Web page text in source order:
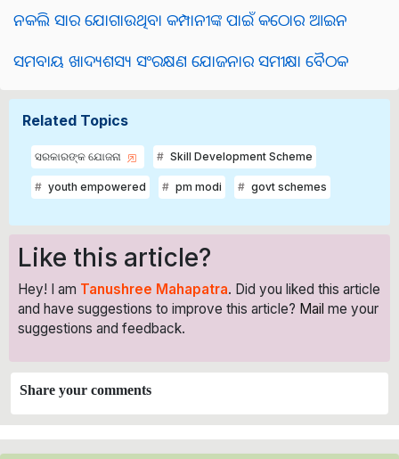
ନକଲି ସାର ଯୋଗାଉଥିବା କମ୍ପାନୀଙ୍କ ପାଇଁ କଠୋର ଆଇନ
ସମବାୟ ଖାଦ୍ୟଶସ୍ୟ ସଂରକ୍ଷଣ ଯୋଜନାର ସମୀକ୍ଷା ବୈଠକ
Related Topics
ସରକାରଙ୍କ ଯୋଜନା Skill Development Scheme
youth empowered pm modi govt schemes
Like this article?
Hey! I am Tanushree Mahapatra. Did you liked this article
and have suggestions to improve this article? Mail me your
suggestions and feedback.
Share your comments